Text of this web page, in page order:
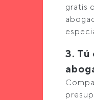
gratis
3. Tú